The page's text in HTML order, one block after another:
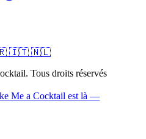
🇮🇹 🇳🇱
Tous droits réservés
Me a Cocktail est là —